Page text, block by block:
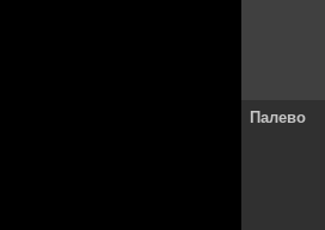
Палево